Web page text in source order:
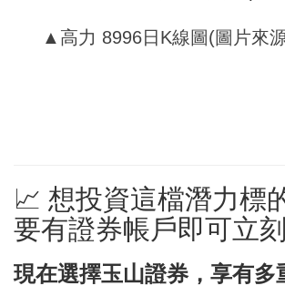
▲高力 8996日K線圖(圖片來
📈 想投資這檔潛力標
要有證券帳戶即可立刻
現在選擇玉山證券，享有多